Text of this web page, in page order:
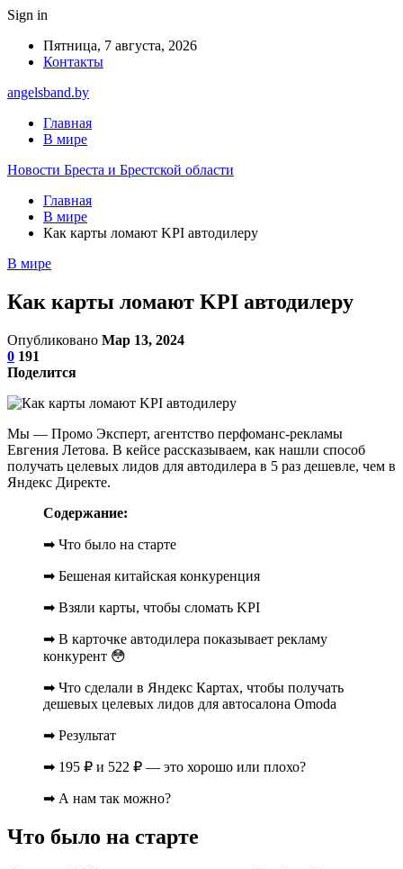
Sign in
Пятница, 7 августа, 2026
Контакты
angelsband.by
Главная
В мире
Новости Бреста и Брестской области
Главная
В мире
Как карты ломают KPI автодилеру
В мире
Как карты ломают KPI автодилеру
Опубликовано Мар 13, 2024
0 191
Поделится
Мы — Промо Эксперт, агентство перфоманс-рекламы
Евгения Летова. В кейсе рассказываем, как нашли способ
получать целевых лидов для автодилера в 5 раз дешевле, чем в
Яндекс Директе.
Содержание:
➡ Что было на старте
➡ Бешеная китайская конкуренция
➡ Взяли карты, чтобы сломать KPI
➡ В карточке автодилера показывает рекламу
конкурент 😳
➡ Что сделали в Яндекс Картах, чтобы получать
дешевых целевых лидов для автосалона Omoda
➡ Результат
➡ 195 ₽ и 522 ₽ — это хорошо или плохо?
➡ А нам так можно?
Что было на старте